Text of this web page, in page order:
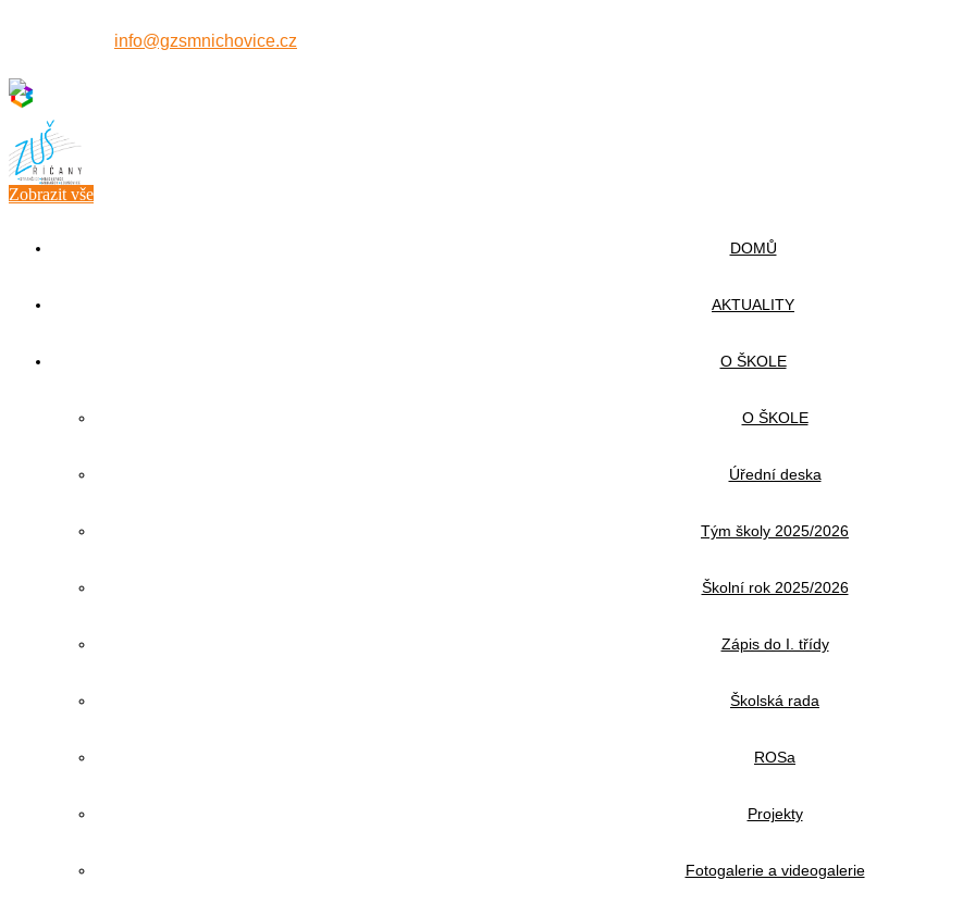
info@gzsmnichovice.cz
Zobrazit vše
DOMŮ
AKTUALITY
O ŠKOLE
O ŠKOLE
Úřední deska
Tým školy 2025/2026
Školní rok 2025/2026
Zápis do I. třídy
Školská rada
ROSa
Projekty
Fotogalerie a videogalerie